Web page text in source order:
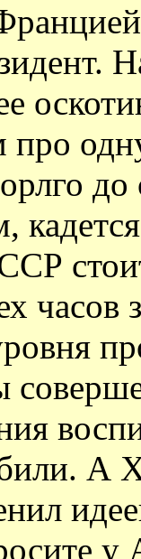
про
часов
А
у